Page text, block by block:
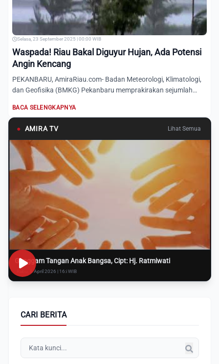
Selasa, 23 September 2025 | 00:00 WIB
Waspada! Riau Bakal Diguyur Hujan, Ada Potensi
Angin Kencang
PEKANBARU, AmiraRiau.com- Badan Meteorologi, Klimatologi,
dan Geofisika (BMKG) Pekanbaru memprakirakan sejumlah
BACA SELENGKAPNYA
● AMIRA TV Lihat Semua
Genggam Tangan Anak Bangsa, Cipt: Hj. Ratmiwati
Rabu, 8 April 2026 | 16:i WIB
CARI BERITA